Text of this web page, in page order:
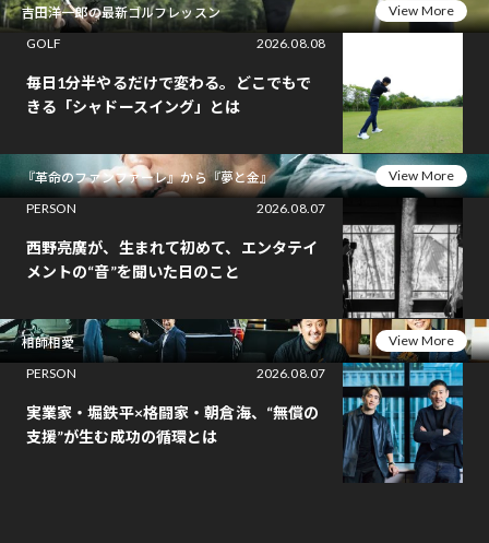
吉田洋一郎の最新ゴルフレッスン
View More
GOLF
2026.08.08
毎日1分半やるだけで変わる。どこでもで
きる「シャドースイング」とは
『革命のファンファーレ』から『夢と金』
View More
PERSON
2026.08.07
西野亮廣が、生まれて初めて、エンタテイ
メントの“音”を聞いた日のこと
相師相愛
View More
PERSON
2026.08.07
実業家・堀鉄平×格闘家・朝倉海、“無償の
支援”が生む成功の循環とは